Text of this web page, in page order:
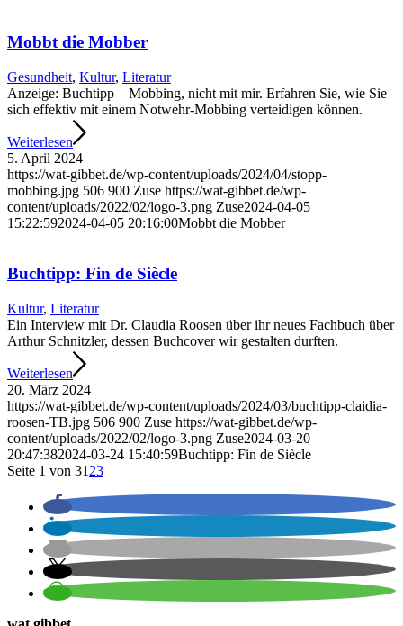
Mobbt die Mobber
Gesundheit, Kultur, Literatur
Anzeige: Buchtipp – Mobbing, nicht mit mir. Erfahren Sie, wie Sie
sich effektiv mit einem Notwehr-Mobbing verteidigen können.
Weiterlesen
5. April 2024
https://wat-gibbet.de/wp-content/uploads/2024/04/stopp-
mobbing.jpg 506 900 Zuse https://wat-gibbet.de/wp-
content/uploads/2022/02/logo-3.png Zuse2024-04-05
15:22:592024-04-05 20:16:00Mobbt die Mobber
Buchtipp: Fin de Siècle
Kultur, Literatur
Ein Interview mit Dr. Claudia Roosen über ihr neues Fachbuch über
Arthur Schnitzler, dessen Buchcover wir gestalten durften.
Weiterlesen
20. März 2024
https://wat-gibbet.de/wp-content/uploads/2024/03/buchtipp-claidia-
roosen-TB.jpg 506 900 Zuse https://wat-gibbet.de/wp-
content/uploads/2022/02/logo-3.png Zuse2024-03-20
20:47:382024-03-24 15:40:59Buchtipp: Fin de Siècle
Seite 1 von 31 23